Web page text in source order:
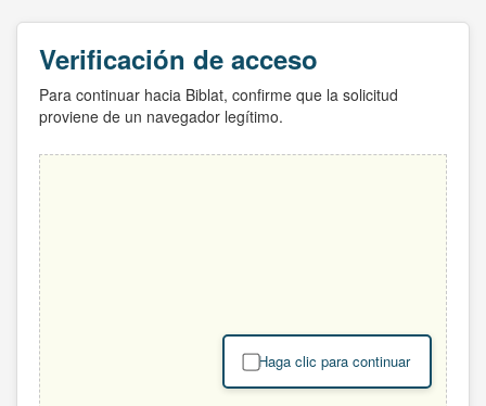
Verificación de acceso
Para continuar hacia Biblat, confirme que la solicitud
proviene de un navegador legítimo.
Haga clic para continuar